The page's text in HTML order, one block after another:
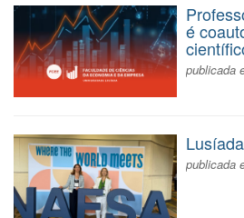
é
publicada
publicada